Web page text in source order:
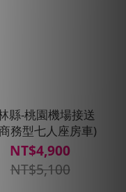
縣-桃園機場接送
務型七人座房車)
NT$4,900
NT$5,100